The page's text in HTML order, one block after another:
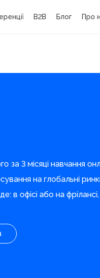
B2B Блог Про
за 3 місяці навчання
на глобальні
офісі або на фрілансі,